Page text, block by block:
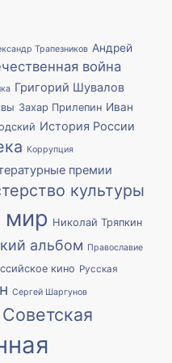
Трапезников Андрей
война
Григорий Шувалов
Захар Прилепин Иван
История России
Коррупция
премии
культуры
Николай Тряпкин
альбом Православие
кино Русская
Сергей Шаргунов
Советская